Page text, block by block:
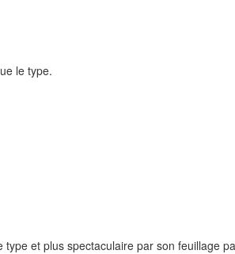
le type.
et plus spectaculaire par son feuillage